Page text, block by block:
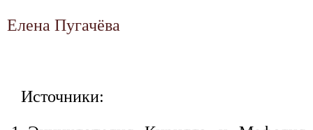
Елена Пугачёва
Источники: